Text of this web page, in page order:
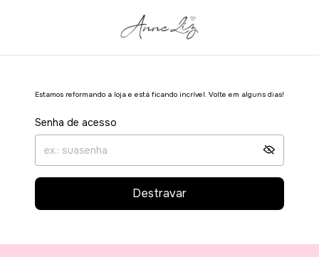
Estamos reformando a loja e está ficando incrível. Volte em alguns dias!
Senha de acesso
Destravar